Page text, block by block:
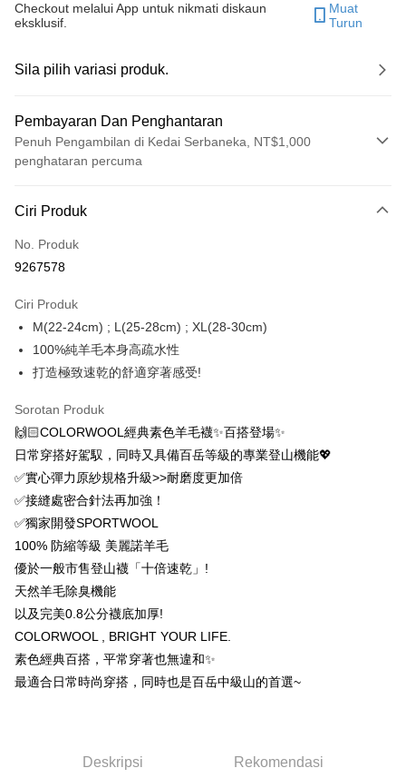
Checkout melalui App untuk nikmati diskaun
eksklusif.
Muat
Turun
Sila pilih variasi produk.
Pembayaran Dan Penghantaran
Penuh Pengambilan di Kedai Serbaneka, NT$1,000
penghataran percuma
Kad Kredit (Bayaran Penuh)
Ansuran Kad Kredit
Taiwan Cooperative Bank
Hua Nan Commercial
Bank
Chang Hwa Commercial
The Shanghai
Bank
Bank Komersial Taipei
Bank Cathay United
Mega International
Taiwan Business Bank
Taichung Commercial
Bank
HSBC Bank (Taiwan)
Limited
Union Bank of Taiwan
Yuanta Commercial Bank
Bank SinoPac
Bank Komersial E.SUN
Bank Antarabangsa
Taishin
Syarikat Kad Kredit
6 ansuran pada kadar faedah 0,
ansuran
Taiwan Cooperative Bank
Hua Nan Commercial Bank
Savings Bank
Bank Cathay United
Mega International Commercial
Bank
Taiwan Business Bank
Taichung Commercial Bank
HSBC Bank (Taiwan) Limited
Yuanta Commercial Bank
Bank Komersial E.SUN
Bank Antarabangsa Taishin
Syarikat Kad Kredit Rakuten
Taiwan
12 ansuran pada kadar faedah 0,
Hua Nan Commercial
Bank
Commercial & Savings
Bank
Bank Komersial Taipei
Fubon
Bank Cathay United
Taiwan Business Bank
HSBC Bank (Taiwan)
Limited
Hwatai Bank
Union Bank of Taiwan
Bank
Yuanta Commercial Bank
Bank SinoPac
Bank Antarabangsa
Bank CTBC
24 ansuran pada kadar faedah 0,
ansuran
Taiwan Cooperative Bank
Bank Komersial Pertama
Hua Nan Commercial Bank
Chang Hwa Commercial Bank
The Shanghai Commercial &
Savings Bank
Bank Komersial Taipei Fubon
Mega International Commercial
Bank
Taichung Commercial Bank
Hwatai Bank
Far Eastern International Bank
Bank SinoPac
Bank CTBC
Syarikat Kad Kredit Rakuten
Pengambilan di Kedai Serbaneka
LINE Pay
Apple Pay
Easy Wallet
OP Pay Later
Deskripsi
[Terma Penggunaan untuk OP Pay Later]
pengguna Taiwan Mobile tanpa memerlukan permohonan tambahan.
akhir pembayaran. Transaksi akan dianggap selesai setelah pembayaran
AFTEE
Deskripsi
Pertama, Mengenai Perkhidmatan AFTEE Beli Sekarang Bayar Kemudian
1. Dengan memilih AFTEE sebagai kaedah pembayaran, mesej
dihantar ke alamat yang ditetapkan.
4. Setelah pesanan disahkan, anda akan menerima SMS pembayaran
Pemindahan ATM
全家取貨付款
Ciri Produk
No. Produk
9267578
Ciri Produk
M(22-24cm) ; L(25-28cm) ; XL(28-30cm)
100%純羊毛本身高疏水性
打造極致速乾的舒適穿著感受!
Sorotan Produk
🙌🏻COLORWOOL經典素色羊毛襪✨百搭登場✨
日常穿搭好駕馭，同時又具備百岳等級的專業登山機能💖
✅實心彈力原紗規格升級>>耐磨度更加倍
✅接縫處密合針法再加強！
✅獨家開發SPORTWOOL
100% 防縮等級 美麗諾羊毛
優於一般市售登山襪「十倍速乾」!
天然羊毛除臭機能
以及完美0.8公分襪底加厚!
COLORWOOL , BRIGHT YOUR LIFE.
素色經典百搭，平常穿著也無違和✨
最適合日常時尚穿搭，同時也是百岳中級山的首選~
Deskripsi Rekomendasi